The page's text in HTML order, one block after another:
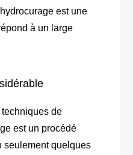
est une
à un large
techniques de
est un procédé
seulement quelques